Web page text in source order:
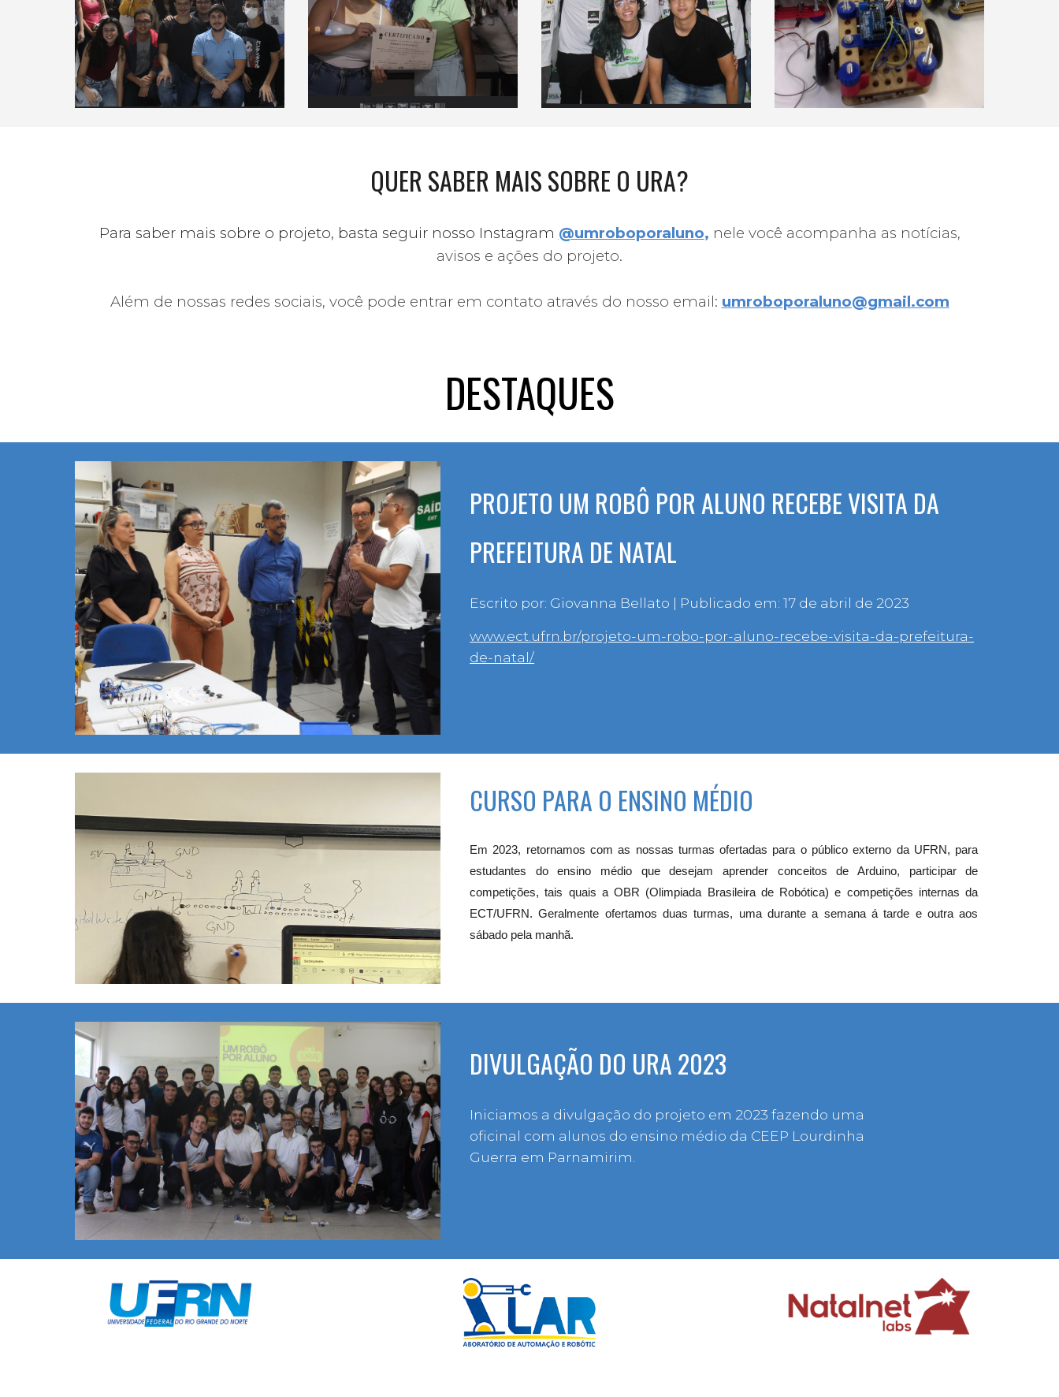
QUER SABER MAIS SOBRE O URA?
Para saber mais sobre o projeto, basta seguir nosso Instagram @umroboporaluno, nele você acompanha as notícias,
avisos e ações do projeto.
Além de nossas redes sociais, você pode entrar em contato através do nosso email: umroboporaluno@gmail.com
DESTAQUES
PROJETO UM ROBÔ POR ALUNO RECEBE VISITA DA
PREFEITURA DE NATAL
Escrito por: Giovanna Bellato | Publicado em: 17 de abril de 2023
www.ect.ufrn.br/projeto-um-robo-por-aluno-recebe-visita-da-prefeitura-
de-natal/
CURSO PARA O ENSINO MÉDIO
Em 2023, retornamos com as nossas turmas ofertadas para o público externo da UFRN, para
estudantes do ensino médio que desejam aprender conceitos de Arduino, participar de
competições, tais quais a OBR (Olimpiada Brasileira de Robótica) e competições internas da
ECT/UFRN. Geralmente ofertamos duas turmas, uma durante a semana á tarde e outra aos
sábado pela manhã.
DIVULGAÇÃO DO URA 2023
Iniciamos a divulgação do projeto em 2023 fazendo uma
oficinal com alunos do ensino médio da CEEP Lourdinha
Guerra em Parnamirim.